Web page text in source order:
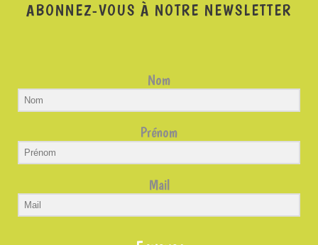
ABONNEZ-VOUS À NOTRE NEWSLETTER
Nom
Prénom
Mail